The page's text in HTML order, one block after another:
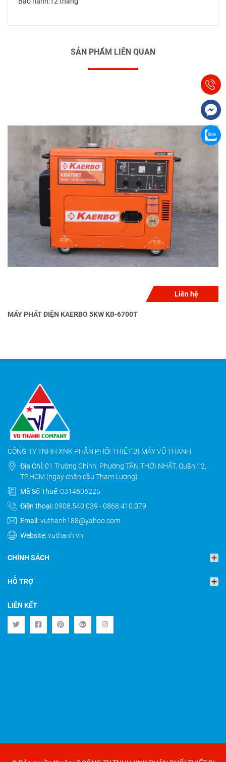
SẢN PHẨM LIÊN QUAN
Liên hệ
MÁY PHÁT ĐIỆN KAERBO 5KW KB-6700T
CÔNG TY TNHH XNK PHÂN PHỐI THIẾT BỊ MÁY VŨ THANH
Địa Chỉ:01 Trường Chinh, Phường TÂN THỚI NHẤT, Quận 12,
TP.HCM (ngay chân cầu Tham Lương)
Mã Số Thuế:0314606225
Điện thoại:0908.540.039 -0868.410.079
Email:vuthanh188@yahoo.com
Website:vuthanh.vn
CHÍNH SÁCH
HỖ TRỢ
LIÊN KẾT